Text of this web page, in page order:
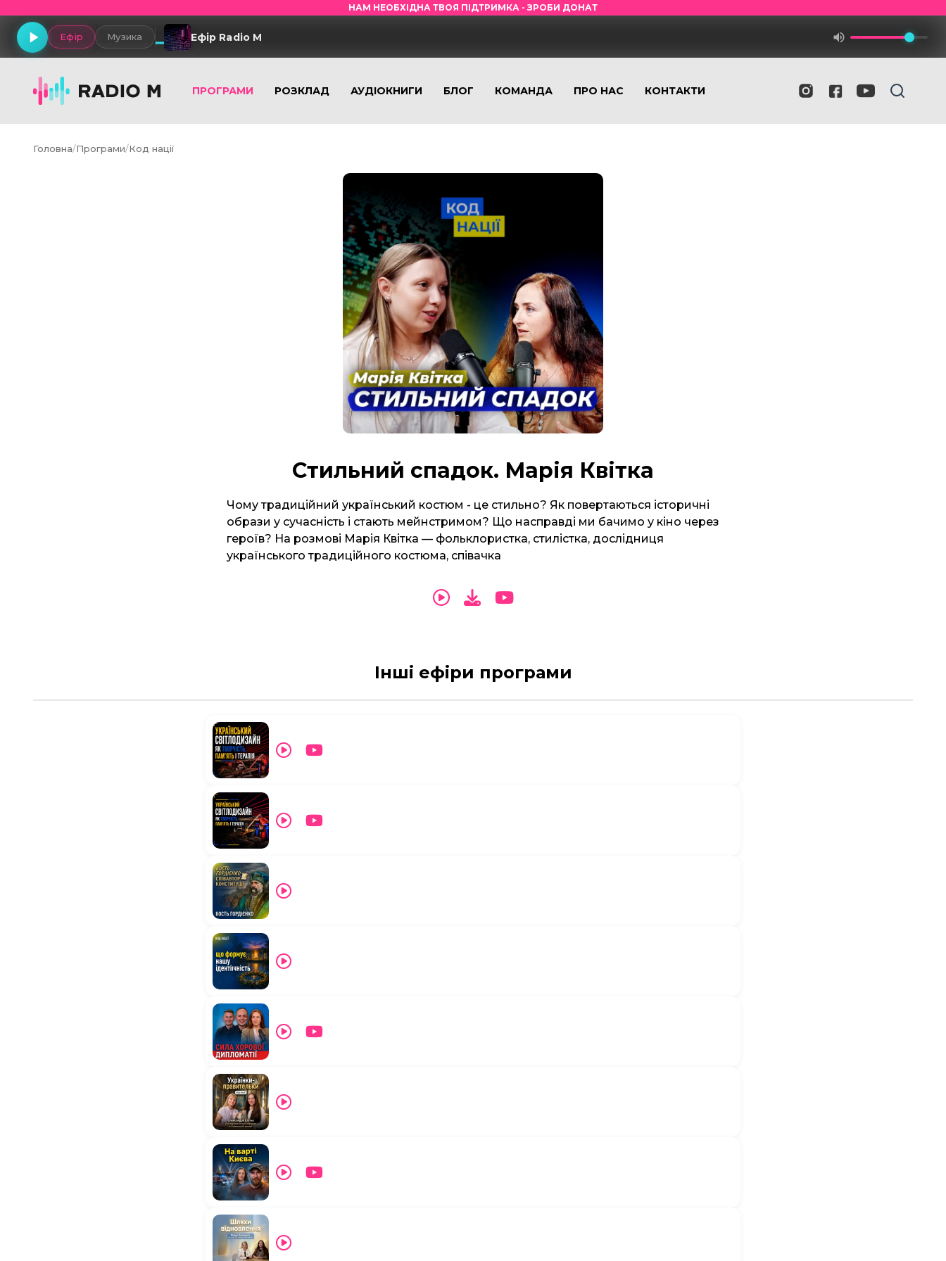
НАМ НЕОБХІДНА ТВОЯ ПІДТРИМКА - ЗРОБИ ДОНАТ
Ефір Музика Ефір Radio M
ПРОГРАМИ РОЗКЛАД АУДІОКНИГИ БЛОГ КОМАНДА ПРО НАС КОНТАКТИ
Головна/Програми/Код нації
Стильний спадок. Марія Квітка
Чому традиційний український костюм - це стильно? Як повертаються історичні
образи у сучасність і стають мейнстримом? Що насправді ми бачимо у кіно через
героїв? На розмові Марія Квітка — фольклористка, стилістка, дослідниця
українського традиційного костюма, співачка
Інші ефіри програми